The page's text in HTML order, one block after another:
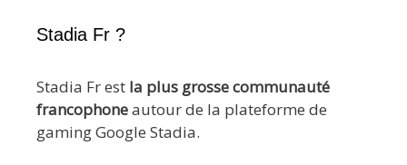
Stadia Fr ?
Stadia Fr est la plus grosse communauté
francophoneautour de la plateforme de
gaming Google Stadia.